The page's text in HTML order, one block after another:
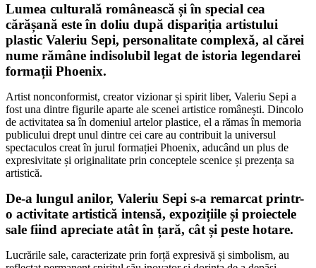
Lumea culturală românească și în special cea
cărășană este în doliu după dispariția artistului
plastic Valeriu Sepi, personalitate complexă, al cărei
nume rămâne indisolubil legat de istoria legendarei
formații Phoenix.
Artist nonconformist, creator vizionar și spirit liber, Valeriu Sepi a
fost una dintre figurile aparte ale scenei artistice românești. Dincolo
de activitatea sa în domeniul artelor plastice, el a rămas în memoria
publicului drept unul dintre cei care au contribuit la universul
spectaculos creat în jurul formației Phoenix, aducând un plus de
expresivitate și originalitate prin conceptele scenice și prezența sa
artistică.
De-a lungul anilor, Valeriu Sepi s-a remarcat printr-
o activitate artistică intensă, expozițiile și proiectele
sale fiind apreciate atât în țară, cât și peste hotare.
Lucrările sale, caracterizate prin forță expresivă și simbolism, au